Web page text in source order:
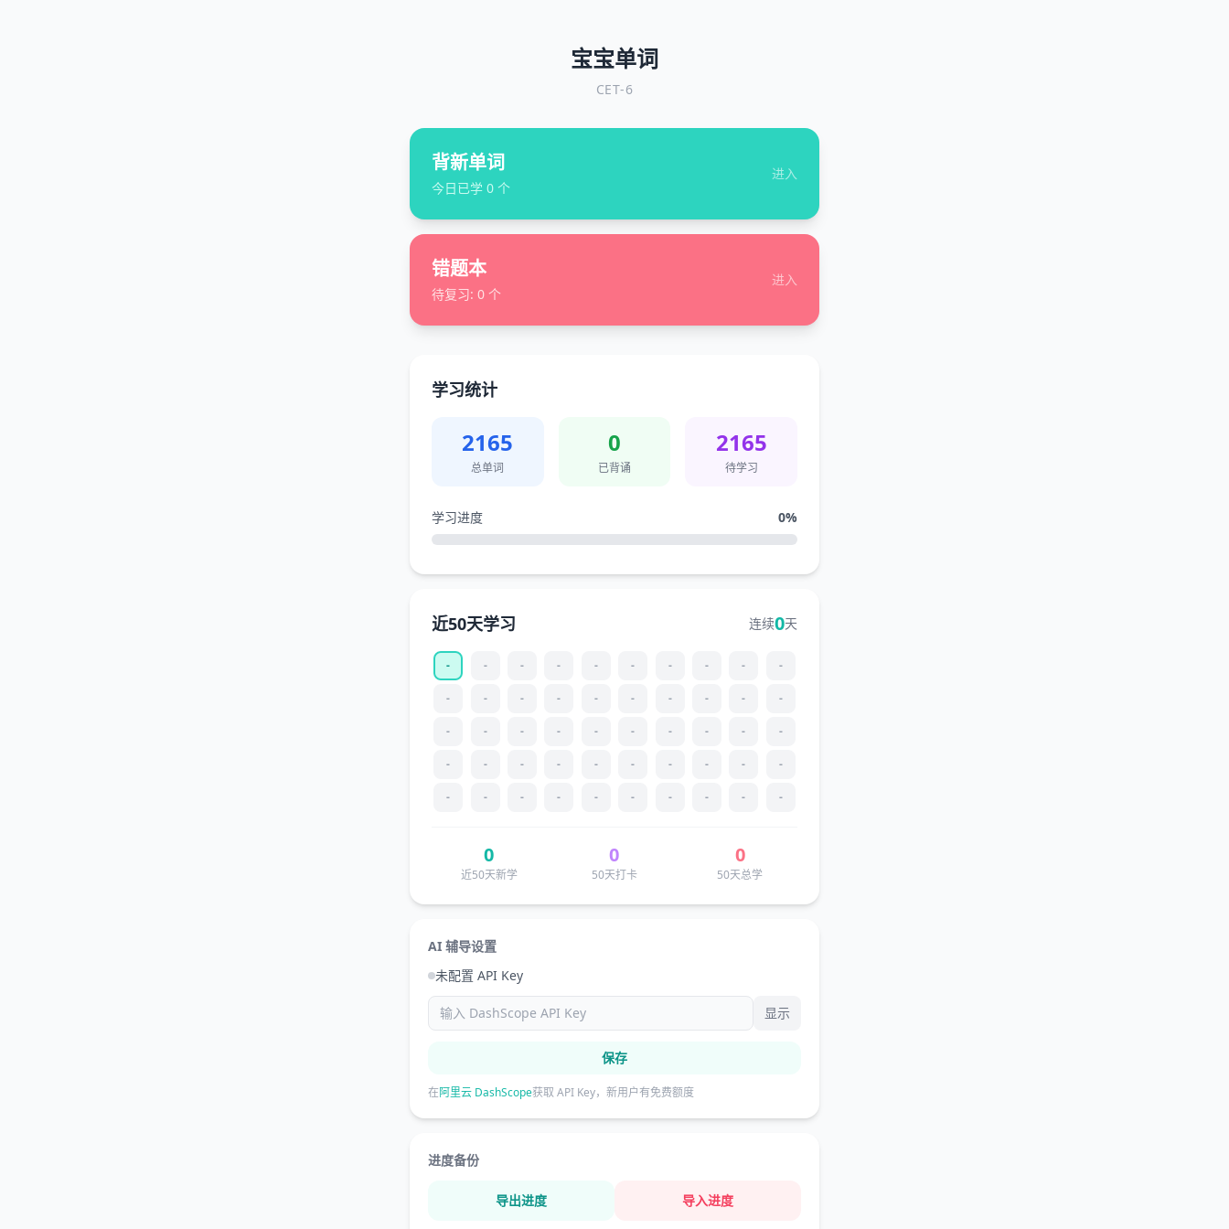
宝宝单词
CET-6
背新单词
今日已学 0 个
进入
错题本
待复习: 0 个
进入
学习统计
2165
总单词
0
已背诵
2165
待学习
学习进度 0%
近50天学习 连续0天
- - - - - - - - - -
- - - - - - - - - -
- - - - - - - - - -
- - - - - - - - - -
- - - - - - - - - -
0
近50天新学
0
50天打卡
0
50天总学
AI 辅导设置
未配置 API Key
显示
保存
在阿里云 DashScope获取 API Key，新用户有免费额度
进度备份
导出进度 导入进度